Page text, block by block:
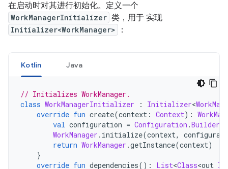
在启动时对其进行初始化。定义一个
WorkManagerInitializer 类，用于 实现
Initializer<WorkManager> ：
Kotlin Java
// Initializes WorkManager.
class WorkManagerInitializer : Initializer<
override fun create(context : Context):
val configuration = Configuration .Builder
WorkManager . initialize(context,
return WorkManager .getInstance(context)
}
override fun dependencies(): List<Class<out